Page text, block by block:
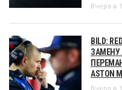
Вчера в
BILD:
ЗАМЕНУ
ASTON